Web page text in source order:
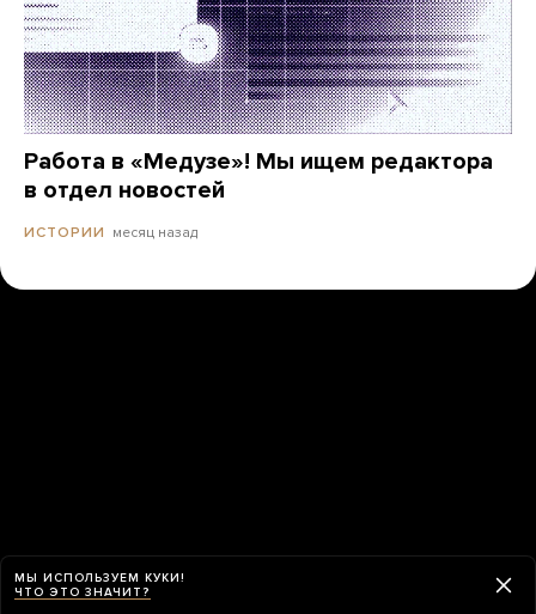
Работа в «Медузе»! Мы ищем редактора
в отдел новостей
ИСТОРИИ месяц назад
МЫ ИСПОЛЬЗУЕМ КУКИ!
ЧТО ЭТО ЗНАЧИТ?